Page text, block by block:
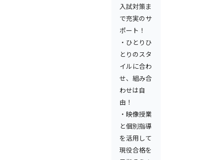
入試対策ま
で充実のサ
ポート！
・ひとりひ
とりのスタ
イルに合わ
せ、組み合
わせは自
由！
・映像授業
と個別指導
を活用して
現役合格を